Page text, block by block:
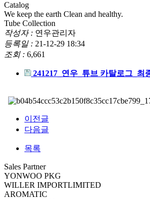
Catalog
We keep the earth Clean and healthy.
Tube Collection
작성자 : 연우관리자
등록일 : 21-12-29 18:34
조회 : 6,661
241217_연우_튜브 카탈로그_최
이전글
다음글
목록
Sales Partner
YONWOO PKG
WILLER IMPORTLIMITED
AROMATIC